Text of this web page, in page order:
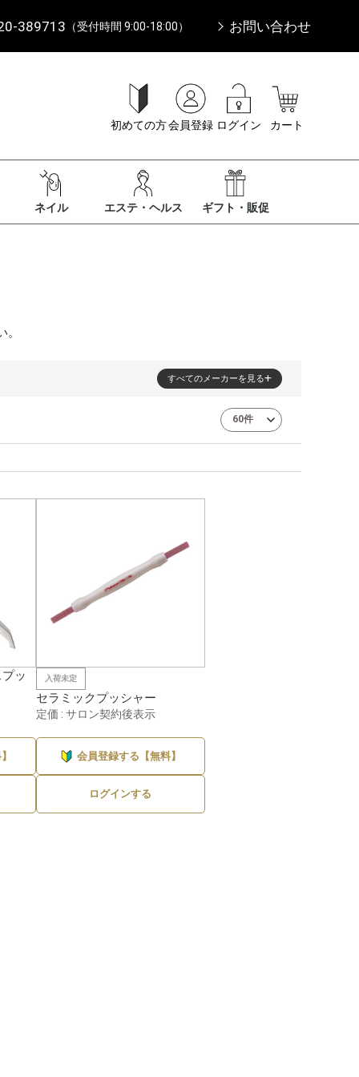
389713 （受付時間 9:00-18:00） お問い合わせ
初めての方会員登録 ログイン カート
ネイル エステ・ヘルス ギフト・販促
すべてのメーカーを見る
ッ 入荷未定
セラミックプッシャー
定価 : サロン契約後表示
会員登録する【無料】
ログインする